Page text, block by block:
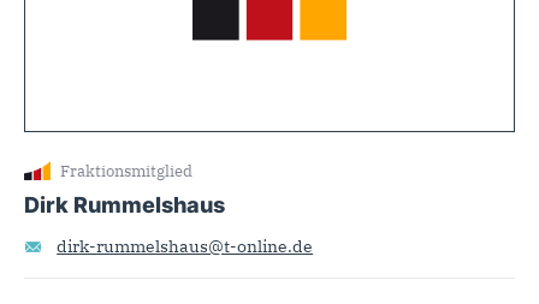
Fraktionsmitglied
Dirk Rummelshaus
dirk-rummelshaus@t-online.de